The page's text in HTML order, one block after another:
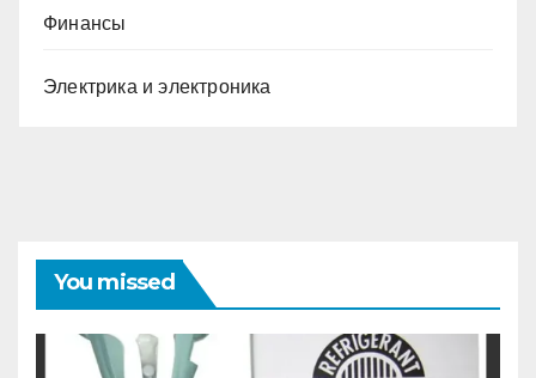
Финансы
Электрика и электроника
You missed